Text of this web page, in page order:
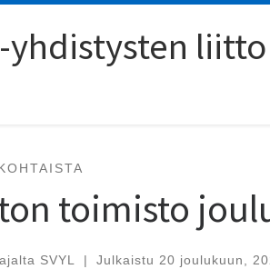
yhdistysten liitto
toimisto
SVYL | Julkaistu 20 joulukuun,